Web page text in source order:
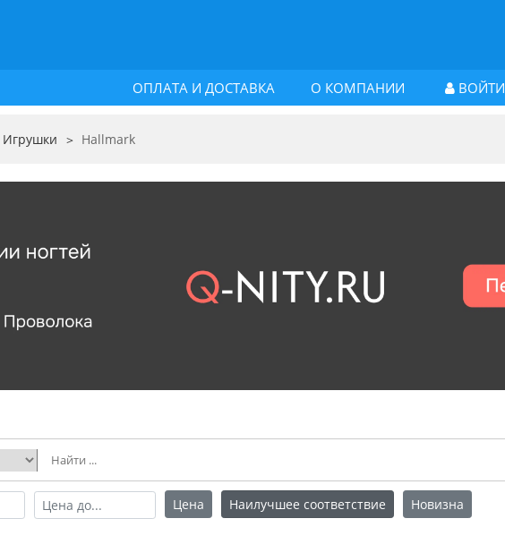
ОПЛАТА И ДОСТАВКА О КОМПАНИИ ВОЙТИ
Игрушки Hallmark
Цена Наилучшее соответствие Новизна